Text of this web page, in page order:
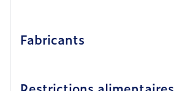
Fabricants